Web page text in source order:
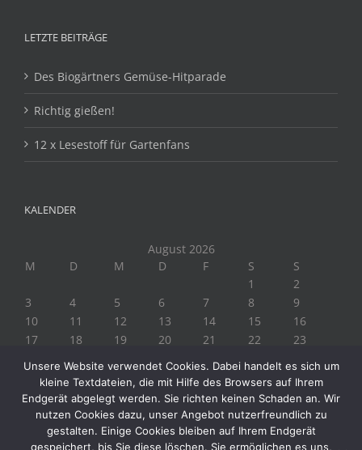
LETZTE BEITRÄGE
Des Biogärtners Gemüse-Hitparade
Richtig gießen!
12 x Lesestoff für Gartenfans
KALENDER
August 2026
M
D M D F S
S
1
2
3
4 5 6 7 8
9
10
11 12 13 14 15
16
17
18 19 20 21 22
23
« Juli
Unsere Website verwendet Cookies. Dabei handelt es sich um
kleine Textdateien, die mit Hilfe des Browsers auf Ihrem
Endgerät abgelegt werden. Sie richten keinen Schaden an. Wir
nutzen Cookies dazu, unser Angebot nutzerfreundlich zu
gestalten. Einige Cookies bleiben auf Ihrem Endgerät
gespeichert, bis Sie diese löschen. Sie ermöglichen es uns,